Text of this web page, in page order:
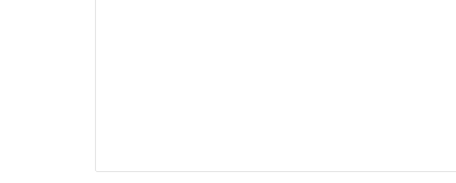
a